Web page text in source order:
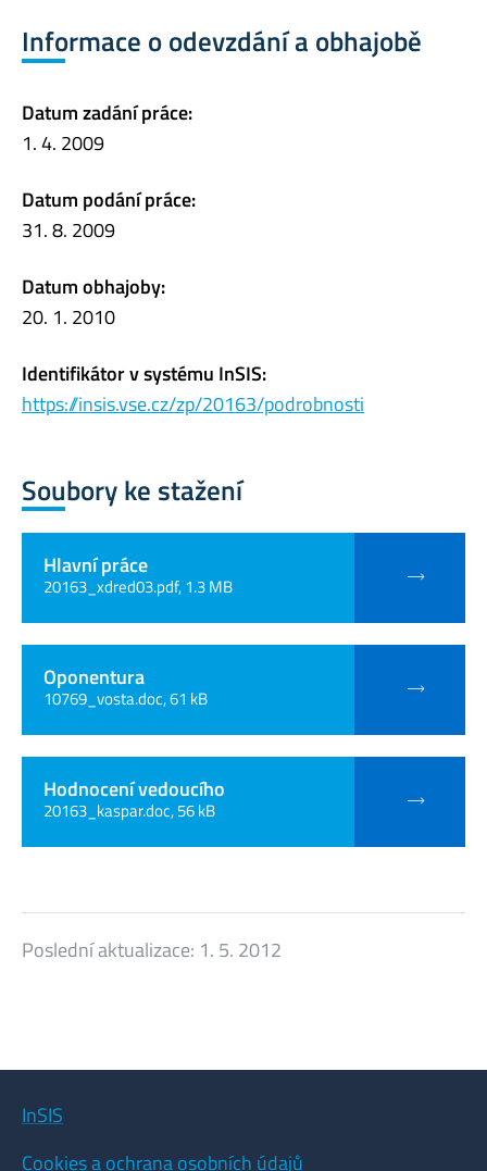
Informace o odevzdání a obhajobě
Datum zadání práce:
1. 4. 2009
Datum podání práce:
31. 8. 2009
Datum obhajoby:
20. 1. 2010
Identifikátor v systému InSIS:
https://insis.vse.cz/zp/20163/podrobnosti
Soubory ke stažení
Hlavní práce
20163_xdred03.pdf, 1.3 MB
Oponentura
10769_vosta.doc, 61 kB
Hodnocení vedoucího
20163_kaspar.doc, 56 kB
Poslední aktualizace: 1. 5. 2012
InSIS
Cookies a ochrana osobních údajů